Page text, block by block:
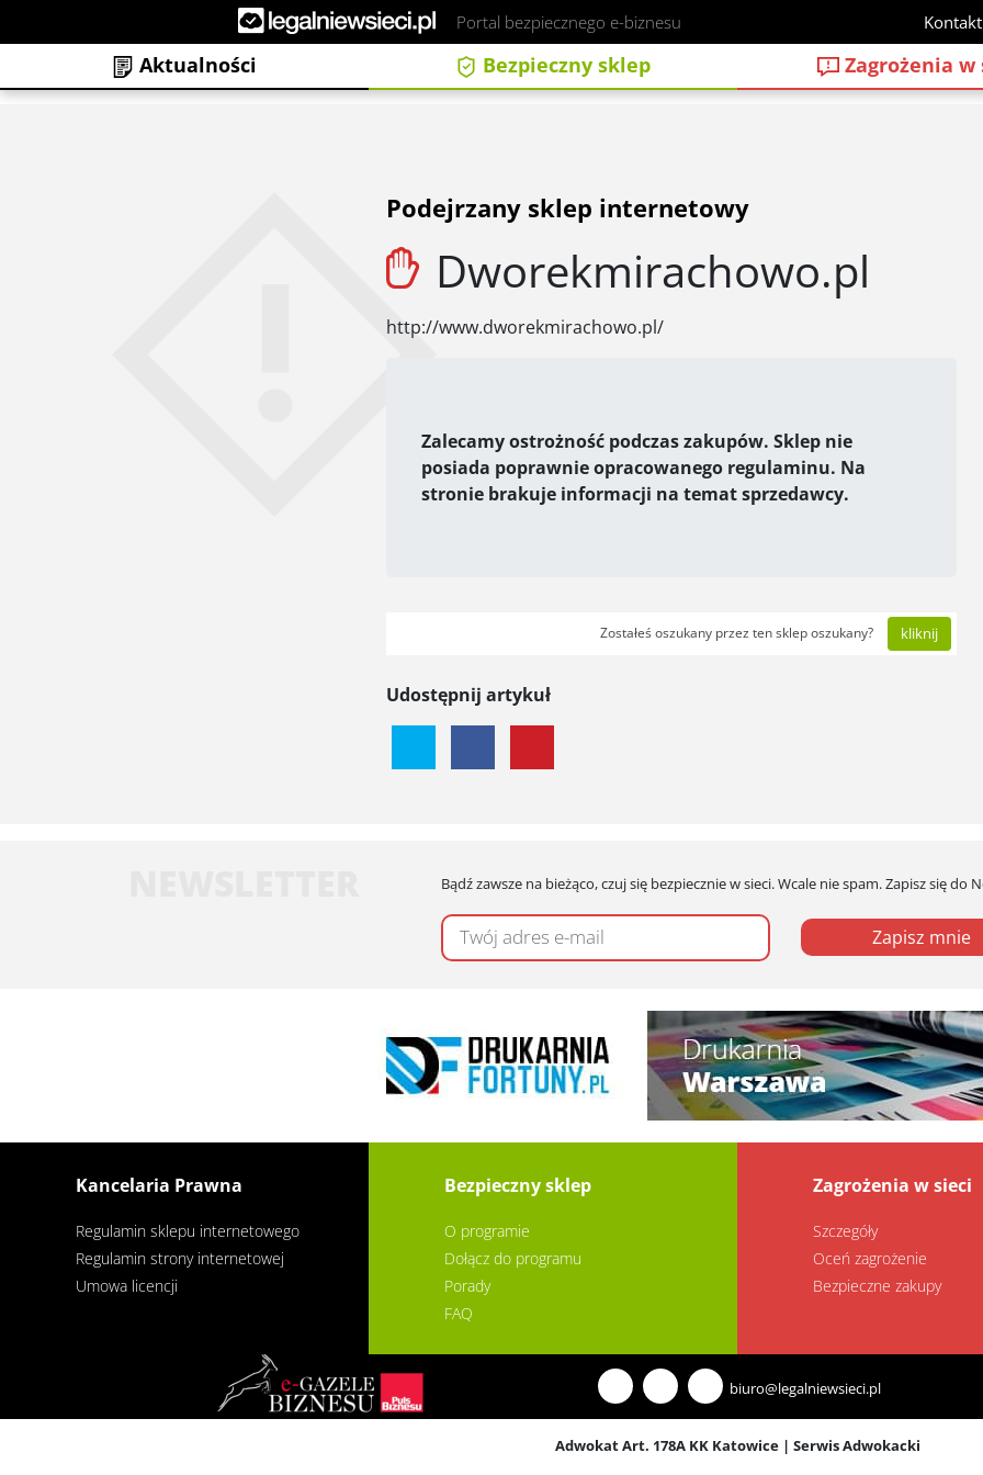
Portal bezpiecznego e-biznesu Kontakt
Aktualności Bezpieczny sklep Zagrożenia w
Podejrzany sklep internetowy
Dworekmirachowo.pl
http://www.dworekmirachowo.pl/
Zalecamy ostrożność podczas zakupów. Sklep nie
posiada poprawnie opracowanego regulaminu. Na
stronie brakuje informacji na temat sprzedawcy.
Zostałeś oszukany przez ten sklep oszukany? kliknij
Udostępnij artykuł
Bądź zawsze na bieżąco, czuj się bezpiecznie w sieci. Wcale nie spam. Zapisz się do
Zapisz mnie
Kancelaria Prawna
Regulamin sklepu internetowego
Regulamin strony internetowej
Umowa licencji
Bezpieczny sklep
O programie
Dołącz do programu
Porady
FAQ
Zagrożenia w sieci
Szczegóły
Oceń zagrożenie
Bezpieczne zakupy
biuro@legalniewsieci.pl
Adwokat Art. 178A KK Katowice| Serwis Adwokacki